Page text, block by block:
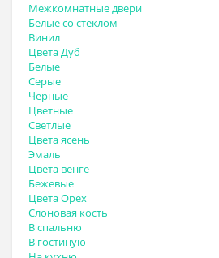
Межкомнатные двери
Белые со стеклом
Винил
Цвета Дуб
Белые
Серые
Черные
Цветные
Светлые
Цвета ясень
Эмаль
Цвета венге
Бежевые
Цвета Орех
Слоновая кость
В спальню
В гостиную